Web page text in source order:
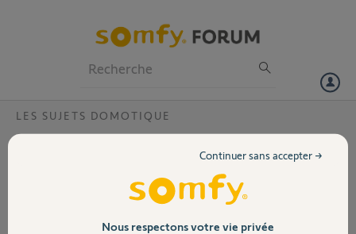
Volet
LES SUJETS DOMOTIQUE
Impossible de lire la vidéo live soucis
Depuis quelques jours impossible de regarder en live les vidéos de mes
Nous respectons votre vie privée
Continuer sans accepter →